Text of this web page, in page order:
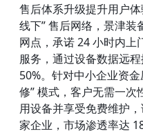
售后体系升级提升用户
线下” 售后网络，景津装
网点，承诺 24 小时内上
服务，通过设备数据远
50%。针对中小企业资
修” 模式，客户无需一
用设备并享受免费维护
家企业，市场渗透率达